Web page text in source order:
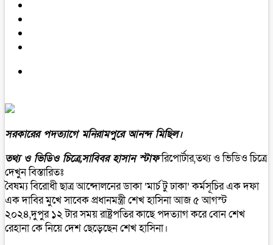
সরকারের পদত্যাগে মনিরামপুরে আনন্দ মিছিল।
তথ্য ও ভিডিও চিত্রে,সাবিবর হাসান স্টাফরিপোর্টার,তথ্য ও ভিডিও চিত্রে
দেখুন বিস্তারিতঃ
বৈষম্য বিরোধী ছাত্র আন্দোলনের ডাকা ‘মার্চ টু ঢাকা’ কর্মসূচির এক দফা
এক দাবির মুখে সাবেক প্রধানমন্ত্রী শেখ হাসিনা আজ ৫ আগস্ট
২০২৪,দুপুর ১২ টার সময় রাষ্ট্রপতির কাছে পদত্যাগ করে বোন শেখ
রেহানা কে নিয়ে দেশ ছেড়েছেন শেখ হাসিনা।